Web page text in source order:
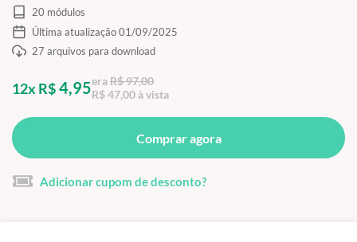
20 módulos
Última atualização 01/09/2025
27 arquivos para download
12x R$4,95eraR$ 97,00
R$ 47,00 à vista
Comprar agora
Adicionar cupom de desconto?